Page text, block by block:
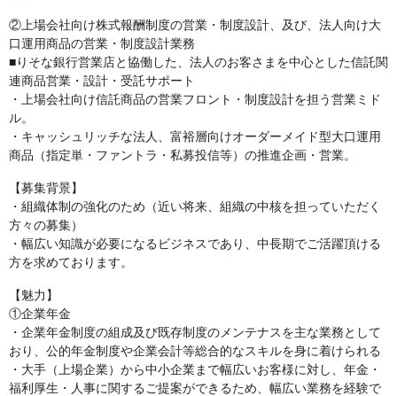
②上場会社向け株式報酬制度の営業・制度設計、及び、法人向け大
口運用商品の営業・制度設計業務
■りそな銀行営業店と協働した、法人のお客さまを中心とした信託関
連商品営業・設計・受託サポート
・上場会社向け信託商品の営業フロント・制度設計を担う営業ミド
ル。
・キャッシュリッチな法人、富裕層向けオーダーメイド型大口運用
商品（指定単・ファントラ・私募投信等）の推進企画・営業。
【募集背景】
・組織体制の強化のため（近い将来、組織の中核を担っていただく
方々の募集）
・幅広い知識が必要になるビジネスであり、中長期でご活躍頂ける
方を求めております。
【魅力】
①企業年金
・企業年金制度の組成及び既存制度のメンテナスを主な業務として
おり、公的年金制度や企業会計等総合的なスキルを身に着けられる
・大手（上場企業）から中小企業まで幅広いお客様に対し、年金・
福利厚生・人事に関するご提案ができるため、幅広い業務を経験で